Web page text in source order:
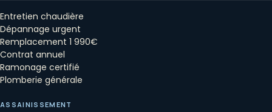
Entretien chaudière
Dépannage urgent
Remplacement 1 990€
Contrat annuel
Ramonage certifié
Plomberie générale
ASSAINISSEMENT